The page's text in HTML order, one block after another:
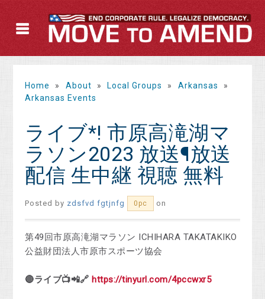
Home » About » Local Groups » Arkansas
»
Arkansas Events
ライブ*! 市原高滝湖マ
ラソン2023 放送¶放送
配信 生中継 視聴 無料
Posted by zdsfvd fgtjnfg 0pc on
第49回市原高滝湖マラソン ICHIHARA TAKATAKIKO
公益財団法人市原市スポーツ協会
🔴ライブ📺📲🔗 https://tinyurl.com/4pccwxr5